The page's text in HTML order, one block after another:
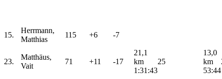
15.
Herrmann,
Matthias
115 +6 -7
23.
Matthäus,
Vait
71 +11 -17
21,1
km
1:31:43
25
13,0
km
53:44